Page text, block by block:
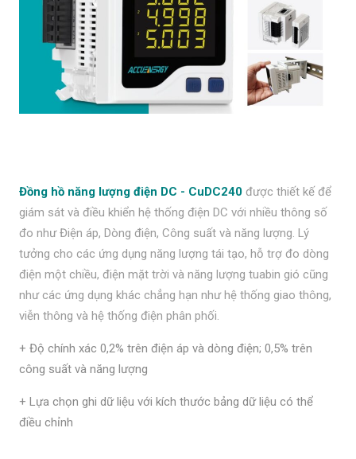
Đồng hồ năng lượng điện DC - CuDC240 được thiết kế để
giám sát và điều khiển hệ thống điện DC với nhiều thông số
đo như Điện áp, Dòng điện, Công suất và năng lượng. Lý
tưởng cho các ứng dụng năng lượng tái tạo, hỗ trợ đo dòng
điện một chiều, điện mặt trời và năng lượng tuabin gió cũng
như các ứng dụng khác chẳng hạn như hệ thống giao thông,
viễn thông và hệ thống điện phân phối.
+ Độ chính xác 0,2% trên điện áp và dòng điện; 0,5% trên
công suất và năng lượng
+ Lựa chọn ghi dữ liệu với kích thước bảng dữ liệu có thể
điều chỉnh